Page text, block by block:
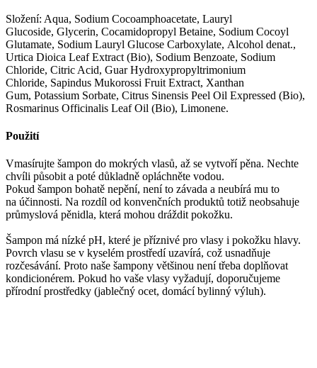
Složení: Aqua, Sodium Cocoamphoacetate, Lauryl
Glucoside, Glycerin, Cocamidopropyl Betaine, Sodium Cocoyl
Glutamate, Sodium Lauryl Glucose Carboxylate, Alcohol denat.,
Urtica Dioica Leaf Extract (Bio), Sodium Benzoate, Sodium
Chloride, Citric Acid, Guar Hydroxypropyltrimonium
Chloride, Sapindus Mukorossi Fruit Extract, Xanthan
Gum, Potassium Sorbate, Citrus Sinensis Peel Oil Expressed (Bio),
Rosmarinus Officinalis Leaf Oil (Bio), Limonene.
Použití
Vmasírujte šampon do mokrých vlasů, až se vytvoří pěna. Nechte
chvíli působit a poté důkladně opláchněte vodou.
Pokud šampon bohatě nepění, není to závada a neubírá mu to
na účinnosti. Na rozdíl od konvenčních produktů totiž neobsahuje
průmyslová pěnidla, která mohou dráždit pokožku.
Šampon má nízké pH, které je příznivé pro vlasy i pokožku hlavy.
Povrch vlasu se v kyselém prostředí uzavírá, což usnadňuje
rozčesávání. Proto naše šampony většinou není třeba doplňovat
kondicionérem. Pokud ho vaše vlasy vyžadují, doporučujeme
přírodní prostředky (jablečný ocet, domácí bylinný výluh).